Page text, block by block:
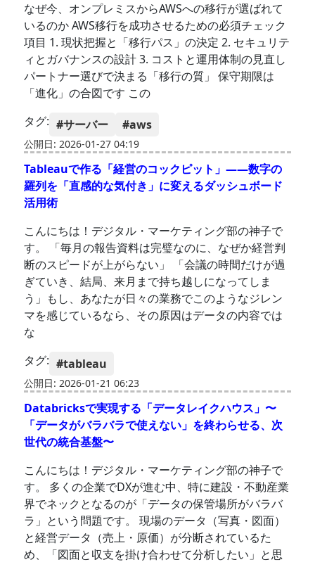
なぜ今、オンプレミスからAWSへの移行が選ばれて
いるのか AWS移行を成功させるための必須チェック
項目 1. 現状把握と「移行パス」の決定 2. セキュリテ
ィとガバナンスの設計 3. コストと運用体制の見直し
パートナー選びで決まる「移行の質」 保守期限は
「進化」の合図です この
タグ: #サーバー #aws
公開日: 2026-01-27 04:19
Tableauで作る「経営のコックピット」——数字の
羅列を「直感的な気付き」に変えるダッシュボード
活用術
こんにちは！デジタル・マーケティング部の神子で
す。 「毎月の報告資料は完璧なのに、なぜか経営判
断のスピードが上がらない」 「会議の時間だけが過
ぎていき、結局、来月まで持ち越しになってしま
う」もし、あなたが日々の業務でこのようなジレン
マを感じているなら、その原因はデータの内容では
な
タグ: #tableau
公開日: 2026-01-21 06:23
Databricksで実現する「データレイクハウス」〜
「データがバラバラで使えない」を終わらせる、次
世代の統合基盤〜
こんにちは！デジタル・マーケティング部の神子で
す。 多くの企業でDXが進む中、特に建設・不動産業
界でネックとなるのが「データの保管場所がバラバ
ラ」という問題です。 現場のデータ（写真・図面）
と経営データ（売上・原価）が分断されているた
め、「図面と収支を掛け合わせて分析したい」と思